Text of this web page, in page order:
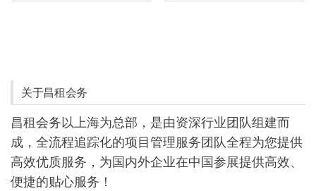
关于昌租会务
昌租会务以上海为总部，是由资深行业团队组建而
成，全流程追踪化的项目管理服务团队全程为您提供
高效优质服务，为国内外企业在中国参展提供高效、
便捷的贴心服务！